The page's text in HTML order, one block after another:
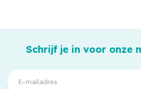
Schrijf je in voor onze